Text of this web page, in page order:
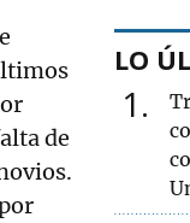
de
LO
1